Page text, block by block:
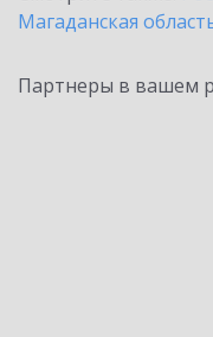
Магаданская
Партнеры в вашем